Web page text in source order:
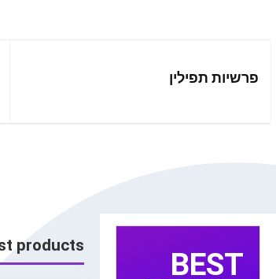
פרשיות תפילין
BEST
products